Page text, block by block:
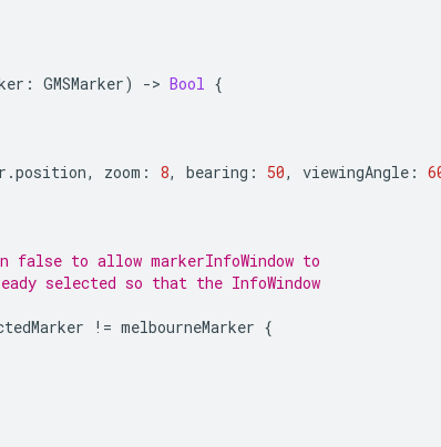
: GMSMarker) -> Bool {
.position, zoom : 8, bearing : 50, viewingAngle :
false to allow markerInfoWindow to
selected so that the InfoWindow
!= melbourneMarker {